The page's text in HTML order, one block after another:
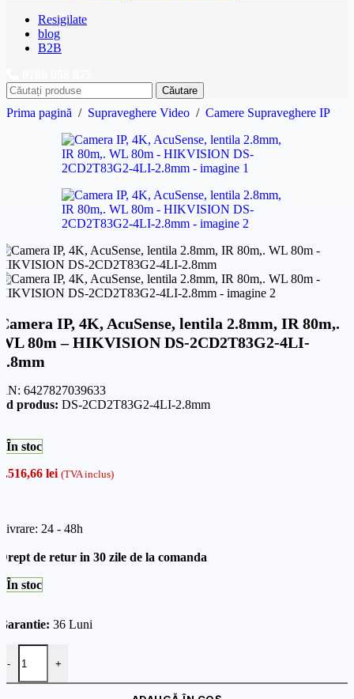
Resigilate
blog
B2B
Căutare
Prima pagină / Supraveghere Video / Camere Supraveghere IP
IP, 4K, AcuSense, lentila 2.8mm, IR 80m,.
80m – HIKVISION DS-2CD2T83G2-4LI-
6427827039633
produs: DS-2CD2T83G2-4LI-2.8mm
În stoc
lei (TVA inclus)
24 - 48h
de retur in 30 zile de la comanda
În stoc
36 Luni
-
Camera IP, 4K, AcuSense, lentila 2.8mm, IR 80m,. WL
+